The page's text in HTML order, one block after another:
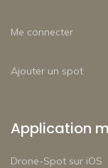
Me connecter
Ajouter un spot
Application
Drone-Spot sur iOS